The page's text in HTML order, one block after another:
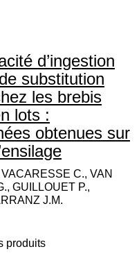
d’ingestion
substitution
les brebis
lots :
obtenues sur
C., VAN
GUILLOUET P.,
J.M.
produits